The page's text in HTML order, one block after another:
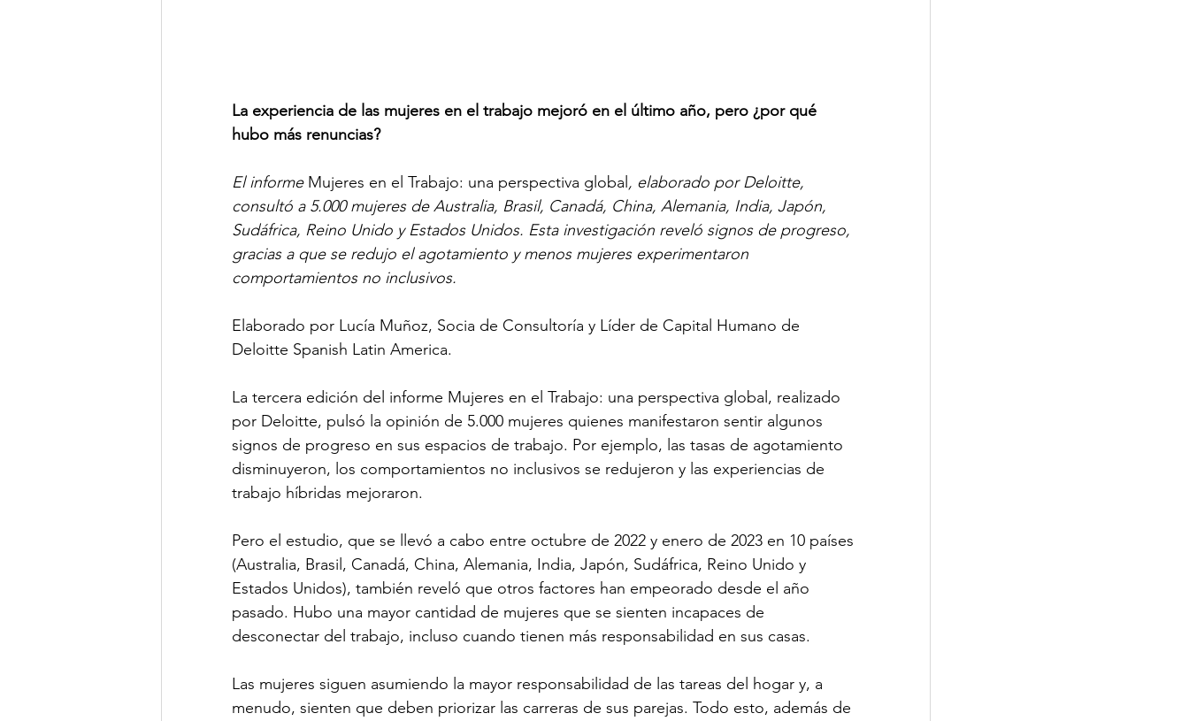
La experiencia de las mujeres en el trabajo mejoró en el último año, pero ¿por qué
hubo más renuncias?
El informe Mujeres en el Trabajo: una perspectiva global , elaborado por Deloitte,
consultó a 5.000 mujeres de Australia, Brasil, Canadá, China, Alemania, India, Japón,
Sudáfrica, Reino Unido y Estados Unidos. Esta investigación reveló signos de progreso,
gracias a que se redujo el agotamiento y menos mujeres experimentaron
comportamientos no inclusivos.
Elaborado por Lucía Muñoz, Socia de Consultoría y Líder de Capital Humano de
Deloitte Spanish Latin America.
La tercera edición del informe Mujeres en el Trabajo: una perspectiva global, realizado
por Deloitte, pulsó la opinión de 5.000 mujeres quienes manifestaron sentir algunos
signos de progreso en sus espacios de trabajo. Por ejemplo, las tasas de agotamiento
disminuyeron, los comportamientos no inclusivos se redujeron y las experiencias de
trabajo híbridas mejoraron.
Pero el estudio, que se llevó a cabo entre octubre de 2022 y enero de 2023 en 10 países
(Australia, Brasil, Canadá, China, Alemania, India, Japón, Sudáfrica, Reino Unido y
Estados Unidos), también reveló que otros factores han empeorado desde el año
pasado. Hubo una mayor cantidad de mujeres que se sienten incapaces de
desconectar del trabajo, incluso cuando tienen más responsabilidad en sus casas.
Las mujeres siguen asumiendo la mayor responsabilidad de las tareas del hogar y, a
menudo, sienten que deben priorizar las carreras de sus parejas. Todo esto, además de